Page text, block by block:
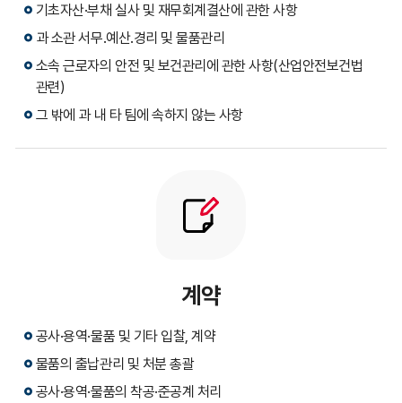
기초자산·부채 실사 및 재무회계결산에 관한 사항
과 소관 서무․예산․경리 및 물품관리
소속 근로자의 안전 및 보건관리에 관한 사항(산업안전보건법
관련)
그 밖에 과 내 타 팀에 속하지 않는 사항
계약
공사·용역·물품 및 기타 입찰, 계약
물품의 출납관리 및 처분 총괄
공사·용역·물품의 착공·준공계 처리